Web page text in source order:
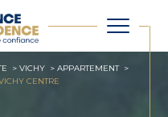
VICHY
APPARTEMENT
CENTRE